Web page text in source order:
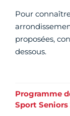
Pour
proposées,
dessous.
Programme
Sport Seniors